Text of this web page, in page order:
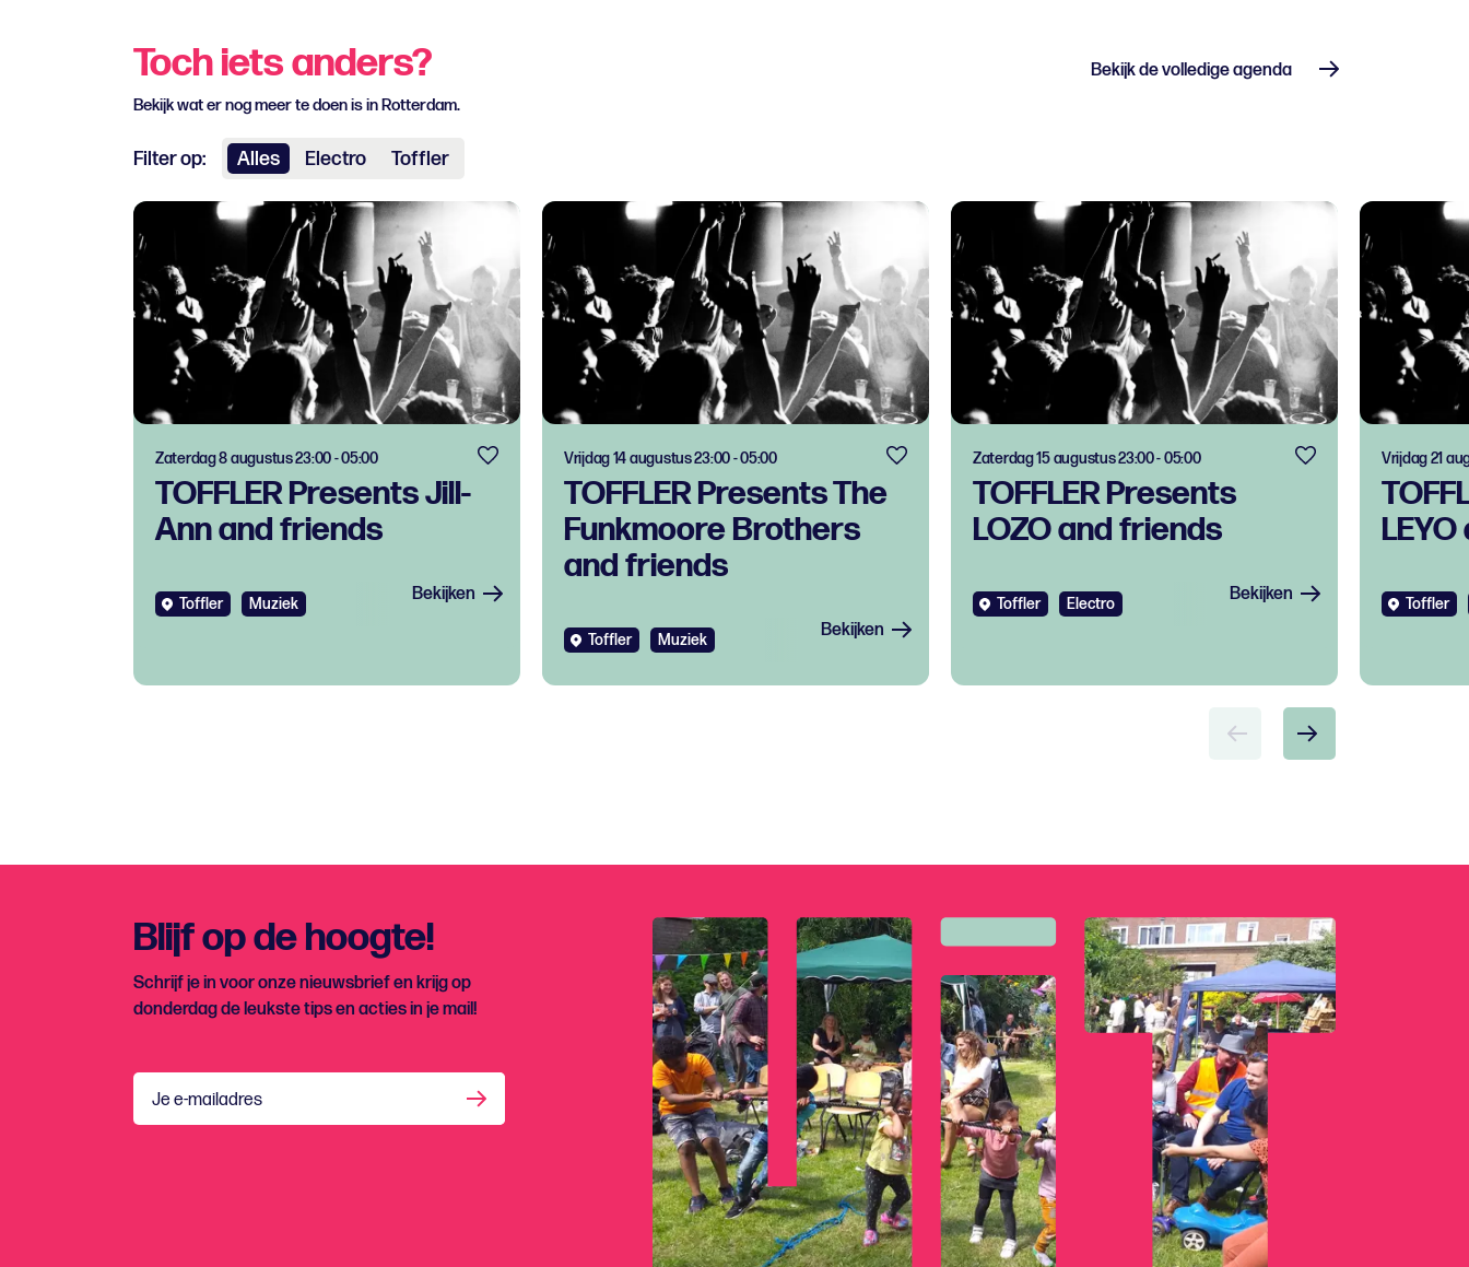
Toch iets anders?
Bekijk wat er nog meer te doen is in Rotterdam.
Filter op: Alles Electro Toffler
Bekijk de volledige agenda
TOFFLER Presents Jill-
Ann and friends
Zaterdag 8 augustus 23:00 - 05:00
Toffler Muziek Bekijken
TOFFLER Presents The
Funkmoore Brothers
and friends
Vrijdag 14 augustus 23:00 - 05:00
Toffler Muziek Bekijken
TOFFLER Presents
LOZO and friends
Zaterdag 15 augustus 23:00 - 05:00
Toffler Electro Bekijken
Vrijdag 21
Toffler
Blijf op de hoogte!
Schrijf je in voor onze nieuwsbrief en krijg op
donderdag de leukste tips en acties in je mail!
Je e-mailadres